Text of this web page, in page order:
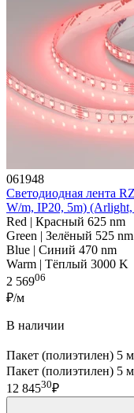
061948
Светодиодная лента
W/m, IP20, 5m)
Red | Красный 625 nm
Green | Зелёный 525 nm
Blue | Синий 470 nm
Warm | Тёплый 3000 K
2 56906
₽/м
В наличии
Пакет (полиэтилен) 5
Пакет (полиэтилен) 5 м
12 84530₽